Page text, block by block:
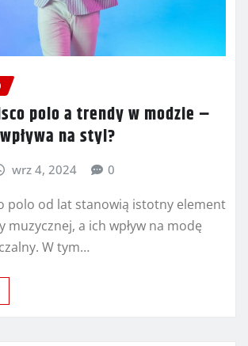
polo a trendy w modzie –
na styl?
wrz 4, 2024 0
polo od lat stanowią istotny element
muzycznej, a ich wpływ na modę
W tym…